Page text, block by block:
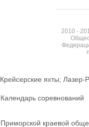
2010 -
Крейсерские яхты; Лазер-
Календарь соревнований
Приморской краевой